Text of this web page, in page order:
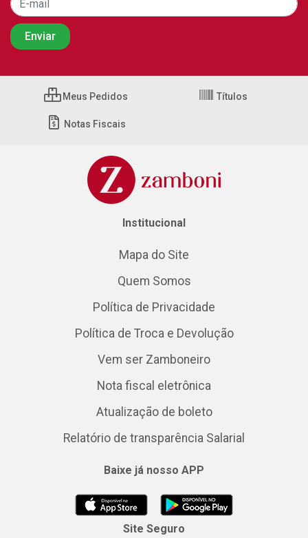
Meus Pedidos Títulos
Notas Fiscais
Institucional
Mapa do Site
Quem Somos
Política de Privacidade
Política de Troca e Devolução
Vem ser Zamboneiro
Nota fiscal eletrônica
Atualização de boleto
Relatório de transparência Salarial
Baixe já nosso APP
Site Seguro